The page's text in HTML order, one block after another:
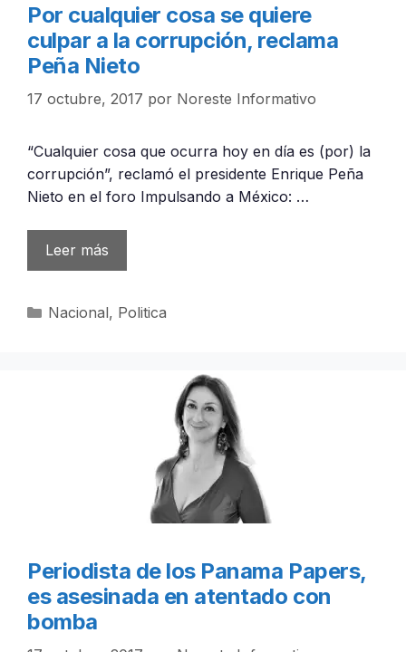
Por cualquier cosa se quiere
culpar a la corrupción, reclama
Peña Nieto
17 octubre, 2017 por Noreste Informativo
“Cualquier cosa que ocurra hoy en día es (por) la
corrupción”, reclamó el presidente Enrique Peña
Nieto en el foro Impulsando a México: …
Leer más
Categorías
Nacional, Politica
Periodista de los Panama Papers,
es asesinada en atentado con
bomba